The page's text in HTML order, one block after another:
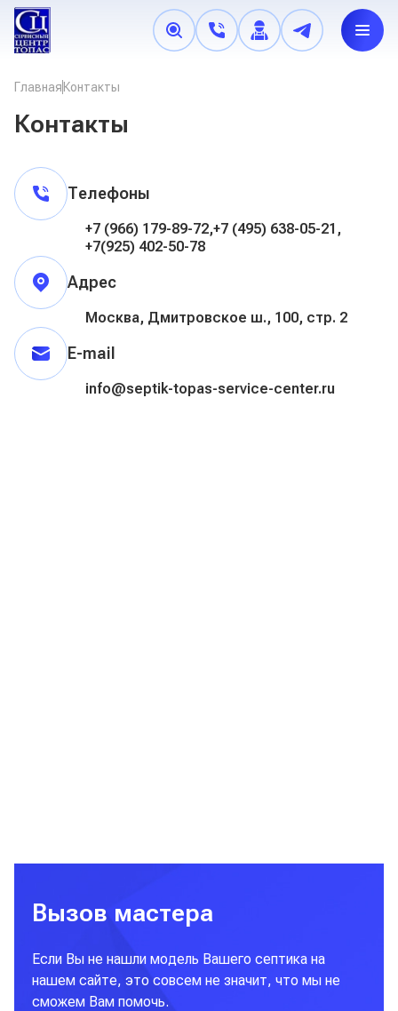
Запчасти для септика
Бактерии
Комплектующие
Наращивание
Обслуживание
Регионы обслуживания
Онлайн-запись
Главная Контакты
Контакты
Телефоны
+7 (966) 179-89-72,+7 (495) 638-05-21,
+7(925) 402-50-78
Адрес
Москва, Дмитровское ш., 100, стр. 2
E-mail
info@septik-topas-service-center.ru
Вызов мастера
Если Вы не нашли модель Вашего септика на
нашем сайте, это совсем не значит, что мы не
сможем Вам помочь.